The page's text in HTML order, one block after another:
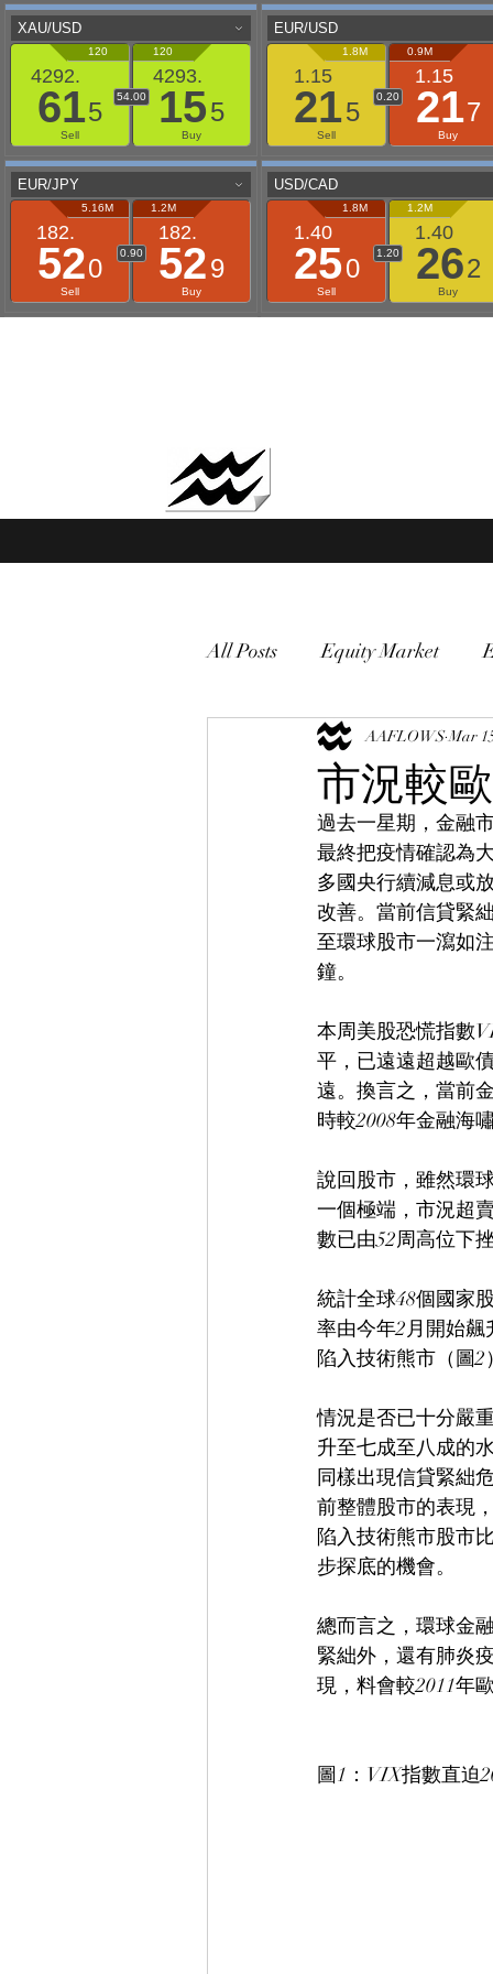
All Posts Equity Market
VIX Market
Currency Macro
市況較
AAFLOWS Mar
過去一星期，金融
最終把疫情確認為
多國央行續減息或
改善。當前信貸緊
至環球股市一瀉如
鐘。
本周美股恐慌指數
平，已遠遠超越歐
遠。換言之，當前
時較2008年金融海
說回股市，雖然環
一個極端，市況超
數已由52周高位下
統計全球48個國家
率由今年2月開始飆
陷入技術熊市（圖2
情況是否已十分嚴
升至七成至八成的
同樣出現信貸緊絀
前整體股市的表現
陷入技術熊市股市
步探底的機會。
總而言之，環球金
緊絀外，還有肺炎
現，料會較2011年
圖1：VIX指數直迫